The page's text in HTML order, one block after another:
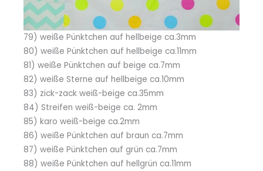
79) weiße Pünktchen auf hellbeige ca.3mm
80) weiße Pünktchen auf hellbeige ca.11mm
81) weiße Pünktchen auf beige ca.7mm
82) weiße Sterne auf hellbeige ca.10mm
83) zick-zack weiß-beige ca.35mm
84) Streifen weiß-beige ca. 2mm
85) karo weiß-beige ca.2mm
86) weiße Pünktchen auf braun ca.7mm
87) weiße Pünktchen auf grün ca.7mm
88) weiße Pünktchen auf hellgrün ca.11mm